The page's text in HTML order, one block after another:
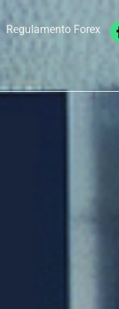
Regulamento Forex